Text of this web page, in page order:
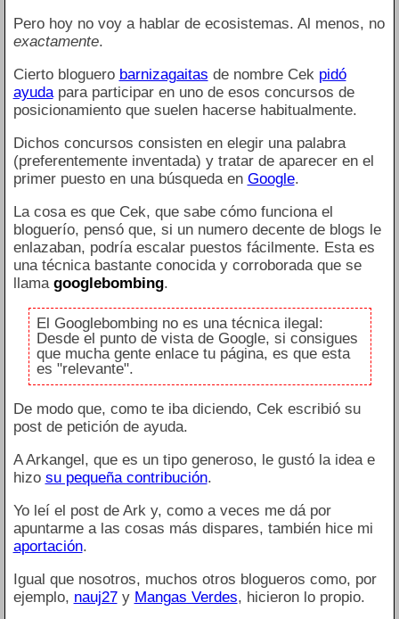
Pero hoy no voy a hablar de ecosistemas. Al menos, no
exactamente.
Cierto bloguero barnizagaitas de nombre Cek pidó
ayudapara participar en uno de esos concursos de
posicionamiento que suelen hacerse habitualmente.
Dichos concursos consisten en elegir una palabra
(preferentemente inventada) y tratar de aparecer en el
primer puesto en una búsqueda en Google.
La cosa es que Cek, que sabe cómo funciona el
bloguerío, pensó que, si un numero decente de blogs le
enlazaban, podría escalar puestos fácilmente. Esta es
una técnica bastante conocida y corroborada que se
llama googlebombing.
El Googlebombing no es una técnica ilegal:
Desde el punto de vista de Google, si consigues
que mucha gente enlace tu página, es que esta
es "relevante".
De modo que, como te iba diciendo, Cek escribió su
post de petición de ayuda.
A Arkangel, que es un tipo generoso, le gustó la idea e
hizo su pequeña contribución.
Yo leí el post de Ark y, como a veces me dá por
apuntarme a las cosas más dispares, también hice mi
aportación.
Igual que nosotros, muchos otros blogueros como, por
ejemplo, nauj27y Mangas Verdes, hicieron lo propio.